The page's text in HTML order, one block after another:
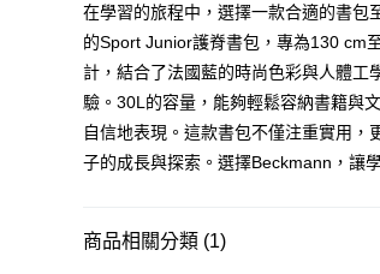
全家取貨付款
每筆NT$80，滿NT$999(含以上)免運費
付款後全家取貨
每筆NT$80，滿NT$900(含以上)免運費
付款後7-11取貨
在學習的旅程中，選擇一款合適的書包
的Sport Junior護脊書包，專為130 cm
計，結合了法國藍的時尚色彩與人體工
驗。30L的容量，能夠輕鬆容納書籍與
自信地表現。這款書包不僅注重實用，
子的成長與探索。選擇Beckmann，讓
商品相關分類 (1)